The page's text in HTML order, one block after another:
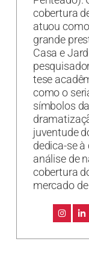
cobertura
atuou
grande
Casa e
tese
como o
símbolos
juventude
dedica-se
análise de
cobertura
mercado